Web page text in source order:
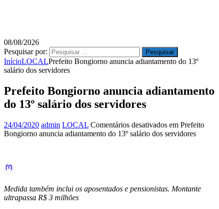
08/08/2026
Pesquisar por:
InícioLOCALPrefeito Bongiorno anuncia adiantamento do 13º
salário dos servidores
Prefeito Bongiorno anuncia adiantamento
do 13º salário dos servidores
24/04/2020 admin LOCAL Comentários desativados em Prefeito
Bongiorno anuncia adiantamento do 13º salário dos servidores
Medida também inclui os aposentados e pensionistas. Montante
ultrapassa R$ 3 milhões